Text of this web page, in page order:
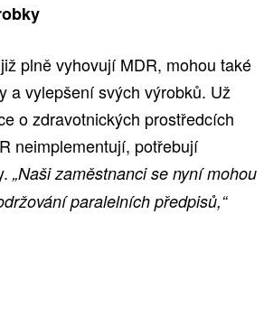
plně vyhovují MDR, mohou také
a vylepšení svých výrobků. Už
o zdravotnických prostředcích
neimplementují, potřebují
„Naši zaměstnanci se nyní mohou
paralelních předpisů,“